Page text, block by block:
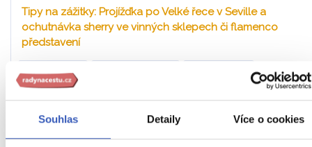
Souhlas Detaily Více o cookies
Tipy na zážitky: Projížďka po Velké řece v Seville a
ochutnávka sherry ve vinných sklepech či flamenco
představení
Španělsko
18. – 22. 3. 2027 (5 dní / 4 noci)